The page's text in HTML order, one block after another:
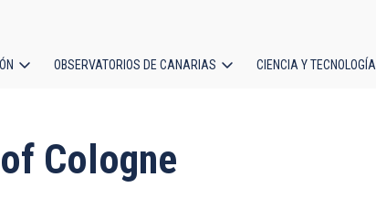
OBSERVATORIOS DE CANARIAS CIENCIA Y TECNOLOGÍA
Cologne